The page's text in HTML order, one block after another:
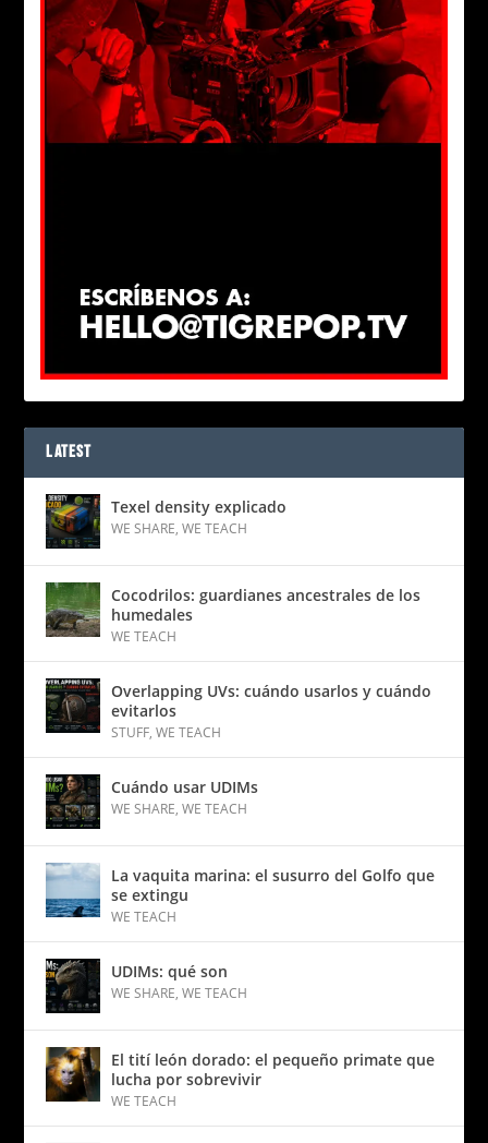
LATEST
Texel density explicado
WE SHARE,WE TEACH
Cocodrilos: guardianes ancestrales de los
humedales
WE TEACH
Overlapping UVs: cuándo usarlos y cuándo
evitarlos
STUFF,WE TEACH
Cuándo usar UDIMs
WE SHARE,WE TEACH
La vaquita marina: el susurro del Golfo que
se extingu
WE TEACH
UDIMs: qué son
WE SHARE,WE TEACH
El tití león dorado: el pequeño primate que
lucha por sobrevivir
WE TEACH